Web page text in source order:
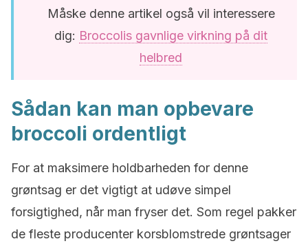
Måske denne artikel også vil interessere
dig: Broccolis gavnlige virkning på dit
helbred
Sådan kan man opbevare
broccoli ordentligt
For at maksimere holdbarheden for denne
grøntsag er det vigtigt at udøve simpel
forsigtighed, når man fryser det. Som regel pakker
de fleste producenter korsblomstrede grøntsager